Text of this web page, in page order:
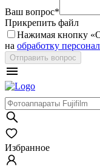
Ваш вопрос*
Прикрепить файл
Нажимая кнопку «
на обработку
Отправить вопрос
Избранное